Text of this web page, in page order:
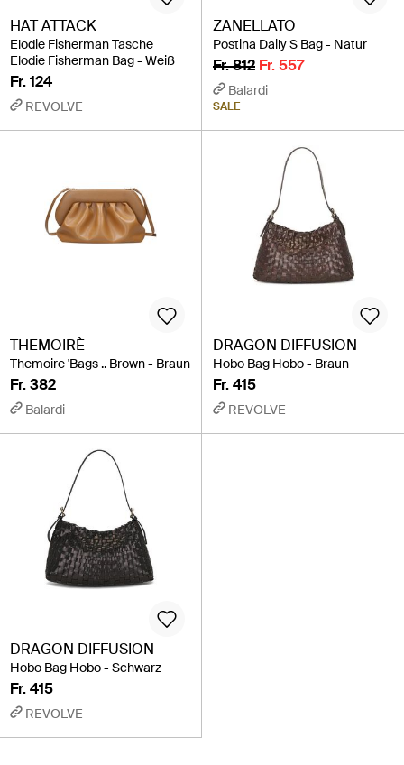
HAT ATTACK
Elodie Fisherman Tasche
Elodie Fisherman Bag - Weiß
Fr. 124
REVOLVE
ZANELLATO
Postina Daily S Bag - Natur
Fr. 812 Fr. 557
Balardi
SALE
THEMOIRÈ
Themoire 'Bags .. Brown - Braun
Fr. 382
Balardi
DRAGON DIFFUSION
Hobo Bag Hobo - Braun
Fr. 415
REVOLVE
DRAGON DIFFUSION
Hobo Bag Hobo - Schwarz
Fr. 415
REVOLVE